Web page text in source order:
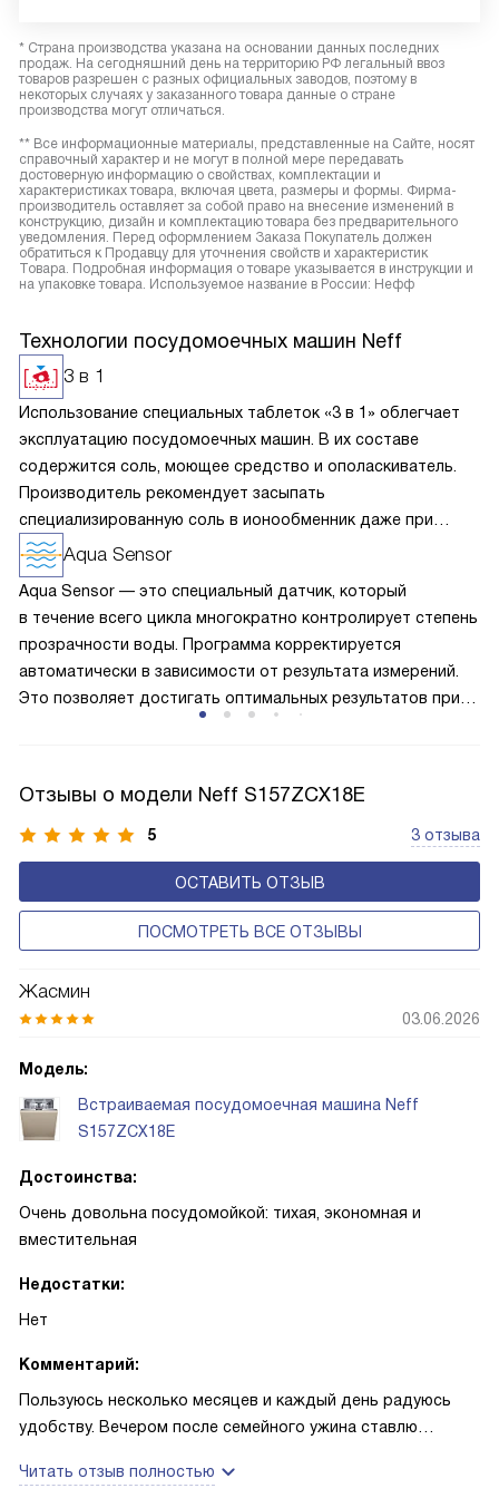
* Страна производства указана на основании данных последних
продаж. На сегодняшний день на территорию РФ легальный ввоз
товаров разрешен с разных официальных заводов, поэтому в
некоторых случаях у заказанного товара данные о стране
производства могут отличаться.
** Все информационные материалы, представленные на Сайте, носят
справочный характер и не могут в полной мере передавать
достоверную информацию о свойствах, комплектации и
характеристиках товара, включая цвета, размеры и формы. Фирма-
производитель оставляет за собой право на внесение изменений в
конструкцию, дизайн и комплектацию товара без предварительного
уведомления. Перед оформлением Заказа Покупатель должен
обратиться к Продавцу для уточнения свойств и характеристик
Товара. Подробная информация о товаре указывается в инструкции и
на упаковке товара. Используемое название в России: Нефф
Технологии посудомоечных машин Neff
3 в 1
Использование специальных таблеток «3 в 1» облегчает
эксплуатацию посудомоечных машин. В их составе
содержится соль, моющее средство и ополаскиватель.
Производитель рекомендует засыпать
специализированную соль в ионообменник даже при
применении капсул «3 в 1».
Aqua Sensor
Aqua Sensor — это специальный датчик, который
в течение всего цикла многократно контролирует степень
прозрачности воды. Программа корректируется
автоматически в зависимости от результата измерений.
Это позволяет достигать оптимальных результатов при
Отзывы о модели Neff S157ZCX18E
5 3 отзыва
ОСТАВИТЬ ОТЗЫВ
ПОСМОТРЕТЬ ВСЕ ОТЗЫВЫ
Жасмин
03.06.2026
Модель:
Встраиваемая посудомоечная машина Neff
S157ZCX18E
Достоинства:
Очень довольна посудомойкой: тихая, экономная и
вместительная
Недостатки:
Нет
Комментарий:
Пользуюсь несколько месяцев и каждый день радуюсь
удобству. Вечером после семейного ужина ставлю
момент. Однажды устроили большой обед с гостями, и
Читать отзыв полностью